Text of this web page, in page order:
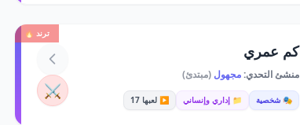
ترند 🔥
كم عمري
منشئ التحدي:مجهول(مبتدئ)
🎭 شخصية 📁 إداري وإنساني ▶️ لعبها 17 ⚔️